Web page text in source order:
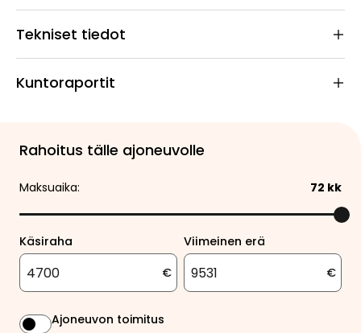
Tekniset tiedot
Kuntoraportit
Rahoitus tälle ajoneuvolle
Maksuaika: 72 kk
Käsiraha
€
Viimeinen erä
€
Ajoneuvon toimitus